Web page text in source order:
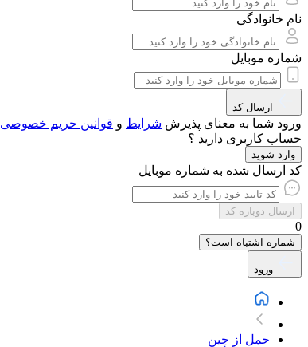
نام خانوادگی
شماره موبایل
ورود شما به معنای پذیرش شرایط و قوانین حریم‌ خصوصی
حساب کاربری دارید ؟
وارد شوید
کد ارسال شده به شماره موبایل
ارسال دوباره کد
0
شماره اشتباه است؟
حمل از چین